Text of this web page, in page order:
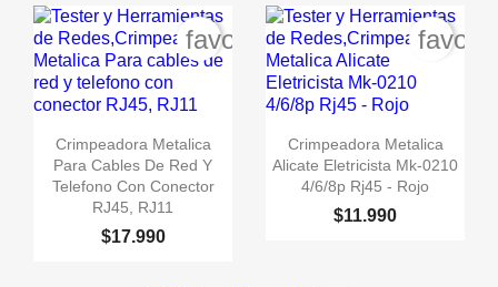
 Vista rápida
Crimpeadora Metalica
Para Cables De Red Y
Telefono Con Conector
RJ45, RJ11
$17.990
favorite_border
 Vista rápida
Crimpeadora Metalica
Alicate Eletricista Mk-0210
4/6/8p Rj45 - Rojo
$11.990